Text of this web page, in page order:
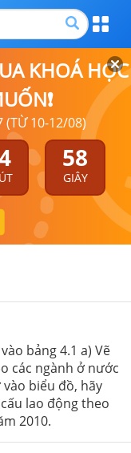
KHOÁ HỌC
(TỪ 10-12/08)
57
GIÂY
bảng 4.1 a) Vẽ
các ngành ở nước
vào biểu đồ, hãy
lao động theo
2010.